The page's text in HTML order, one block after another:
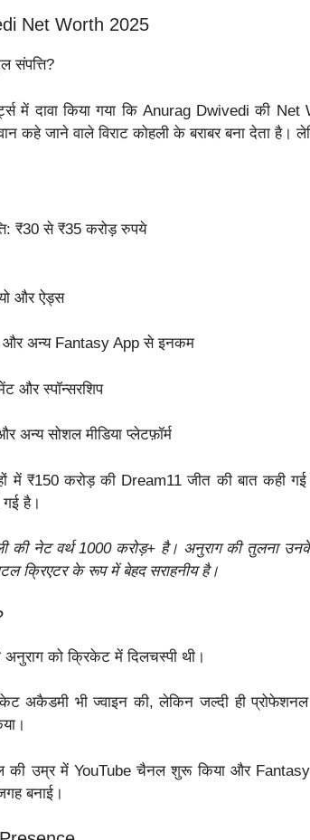
Net Worth 2025
संपत्ति?
में दावा किया गया कि Anurag Dwivedi की
कहे जाने वाले विराट कोहली के बराबर बना देता है।
₹30 से ₹35 करोड़ रुपये
और ऐड्स
और अन्य Fantasy App से इनकम
और स्पॉन्सरशिप
अन्य सोशल मीडिया प्लेटफ़ॉर्म
में ₹150 करोड़ की Dream11 जीत की बात कही
गई है।
की नेट वर्थ 1000 करोड़+ है। अनुराग की तुलना
क्रिएटर के रूप में बेहद सराहनीय है।
को क्रिकेट में दिलचस्पी थी।
अकैडमी भी ज्वाइन की, लेकिन जल्दी ही
की उम्र में YouTube चैनल शुरू किया और
बनाई।